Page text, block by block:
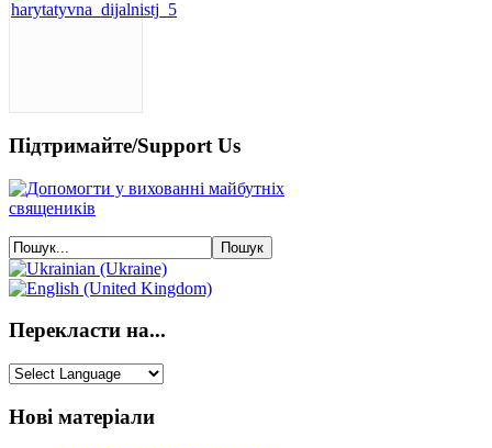
Підтримайте/Support Us
Перекласти на...
Нові матеріали